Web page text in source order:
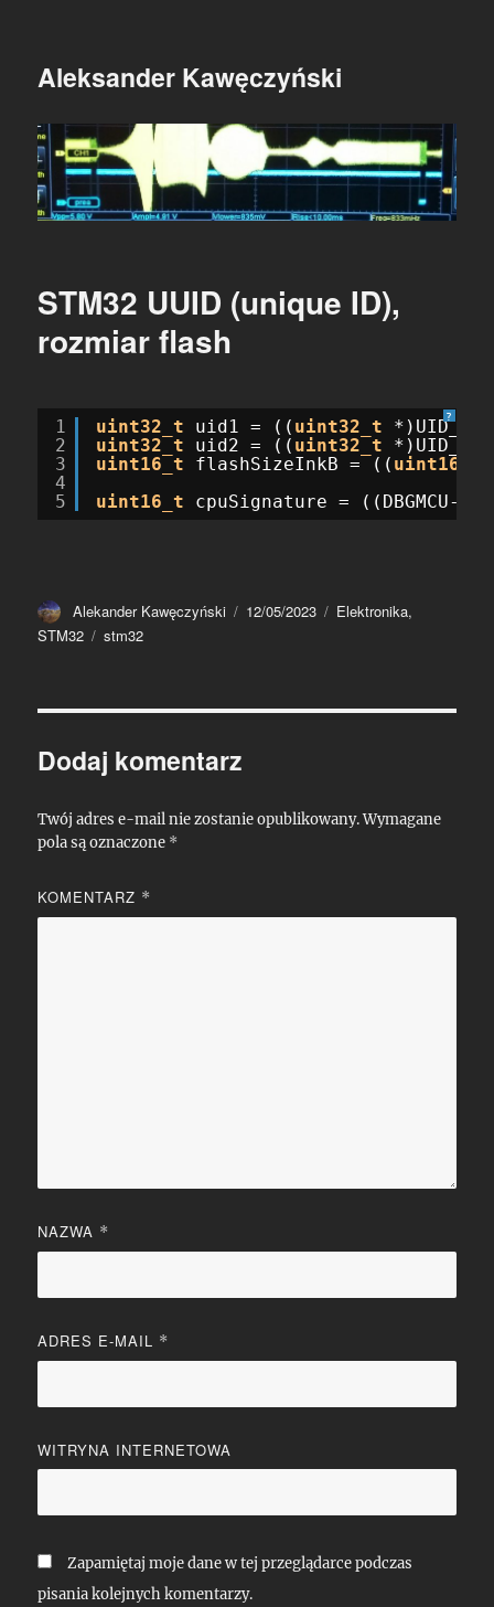
Aleksander Kawęczyński
STM32 UUID (unique ID),
rozmiar flash
?
1
2
3
4
5
uint32_t uid1 = (( uint32_t
uint32_t
uid2 = (( uint32_t
uint16_t
flashSizeInkB = (( uint16_t
uint16_t
cpuSignature = ((DBGMCU-
Autor
Alekander Kawęczyński
Data
12/05/2023 Kategorie
Elektronika,
STM32
Tagi
stm32
Dodaj komentarz
Twój adres e-mail nie zostanie opublikowany. Wymagane
pola są oznaczone *
KOMENTARZ *
NAZWA *
ADRES E-MAIL *
WITRYNA INTERNETOWA
Zapamiętaj moje dane w tej przeglądarce podczas
pisania kolejnych komentarzy.